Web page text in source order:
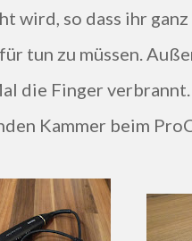
wird, so dass ihr
tun zu müssen.
die Finger
Kammer beim